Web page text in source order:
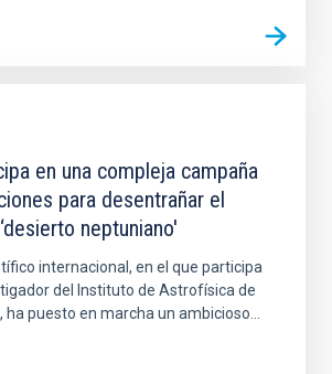
en una compleja campaña
para desentrañar el
neptuniano'
internacional, en el que participa
del Instituto de Astrofísica de
ha puesto en marcha un ambicioso...